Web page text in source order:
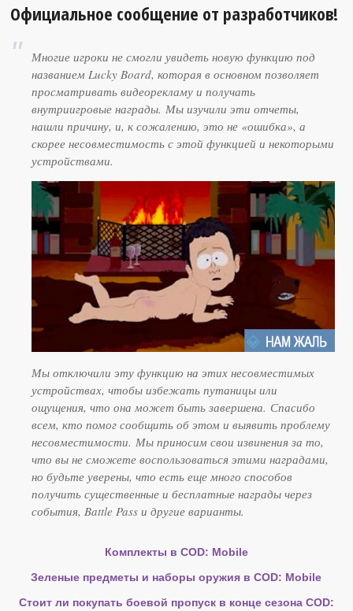
Официальное сообщение от разработчиков!
Многие игроки не смогли увидеть новую функцию под
названием Lucky Board, которая в основном позволяет
просматривать видеорекламу и получать
внутриигровые награды. Мы изучили эти отчеты,
нашли причину, и, к сожалению, это не «ошибка», а
скорее несовместимость с этой функцией и некоторыми
устройствами.
Мы отключили эту функцию на этих несовместимых
устройствах, чтобы избежать путаницы или
ощущения, что она может быть завершена. Спасибо
всем, кто помог сообщить об этом и выявить проблему
несовместимости. Мы приносим свои извинения за то,
что вы не сможете воспользоваться этими наградами,
но будьте уверены, что есть еще много способов
получить существенные и бесплатные награды через
события, Battle Pass и другие варианты.
Комплекты в COD: Mobile
Зеленые предметы и наборы оружия в COD: Mobile
Стоит ли покупать боевой пропуск в конце сезона COD: